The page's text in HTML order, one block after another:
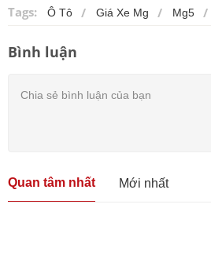
Tags: Ô Tô Giá Xe Mg Mg5
Bình luận
Quan tâm nhất Mới nhất